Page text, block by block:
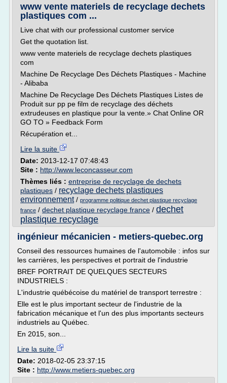
www vente materiels de recyclage dechets
plastiques com ...
Live chat with our professional customer service
Get the quotation list.
www vente materiels de recyclage dechets plastiques
com
Machine De Recyclage Des Déchets Plastiques - Machine
- Alibaba
Machine De Recyclage Des Déchets Plastiques Listes de
Produit sur pp pe film de recyclage des déchets
extrudeuses en plastique pour la vente.» Chat Online OR
GO TO » Feedback Form
Récupération et...
Lire la suite
Date: 2013-12-17 07:48:43
Site : http://www.leconcasseur.com
Thèmes liés : entreprise de recyclage de dechets
plastiques / recyclage dechets plastiques
environnement/ programme politique dechet plastique recyclage
france / dechet plastique recyclage france / dechet
plastique recyclage
ingénieur mécanicien - metiers-quebec.org
Conseil des ressources humaines de l'automobile : infos sur
les carrières, les perspectives et portrait de l'industrie
BREF PORTRAIT DE QUELQUES SECTEURS
INDUSTRIELS :
L'industrie québécoise du matériel de transport terrestre :
Elle est le plus important secteur de l'industrie de la
fabrication mécanique et l'un des plus importants secteurs
industriels au Québec.
En 2015, son...
Lire la suite
Date: 2018-02-05 23:37:15
Site : http://www.metiers-quebec.org